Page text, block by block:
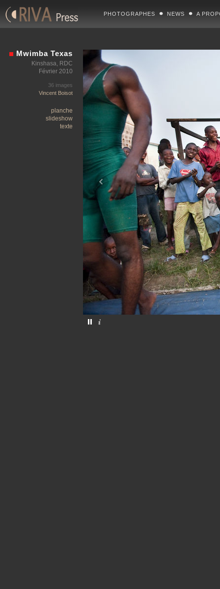
PHOTOGRAPHES NEWS A
Mwimba Texas
Kinshasa, RDC
Février 2010
36 images
Vincent Boisot
planche
slideshow
texte